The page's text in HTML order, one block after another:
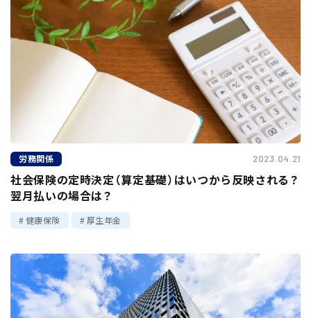
労務関係 2023.04.21
社会保険の定時決定（算定基礎）はいつから反映される？
翌月払いの場合は？
健康保険 厚生年金